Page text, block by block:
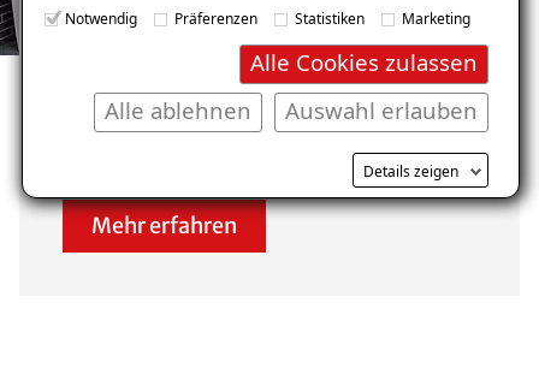
Notwendig Präferenzen Statistiken Marketing
Alle Cookies zulassen
Auswahl erlauben
Alle ablehnen
Details zeigen
GARAGENSANIERUNG REFERENZEN
Unsere zufriedenen
Kunden im Raum Wesel
Mehr erfahren
E-Mail eingeben
Kostenlosen Ratgeber anfordern
Voraussetzung für den Erhalt des kostenfreien